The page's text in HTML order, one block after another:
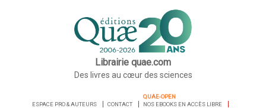
Librairie quae.com
Des livres au cœur des sciences
ESPACE PRO & AUTEURS CONTACT
QUAE-OPEN
NOS EBOOKS EN ACCÈS LIBRE